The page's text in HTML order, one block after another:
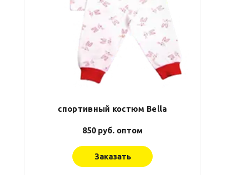
спортивный костюм Bella
850 руб. оптом
Заказать